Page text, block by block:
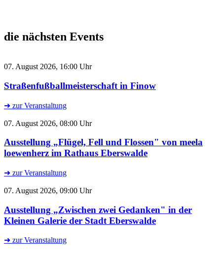
die nächsten Events
07. August 2026, 16:00 Uhr
Straßenfußballmeisterschaft in Finow
➜ zur Veranstaltung
07. August 2026, 08:00 Uhr
Ausstellung „Flügel, Fell und Flossen" von meela
loewenherz im Rathaus Eberswalde
➜ zur Veranstaltung
07. August 2026, 09:00 Uhr
Ausstellung „Zwischen zwei Gedanken" in der
Kleinen Galerie der Stadt Eberswalde
➜ zur Veranstaltung